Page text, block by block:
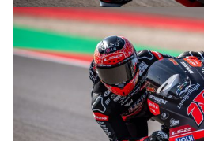
© R.Lekl